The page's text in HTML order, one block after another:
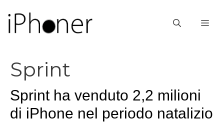
contenuto
Sprint
Sprint ha venduto 2,2 milioni
di iPhone nel periodo natalizio